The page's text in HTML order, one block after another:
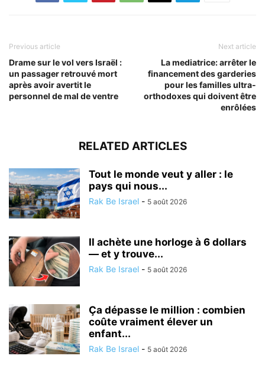
Previous article
Drame sur le vol vers Israël :
un passager retrouvé mort
après avoir avertit le
personnel de mal de ventre
Next article
La mediatrice: arrêter le
financement des garderies
pour les familles ultra-
orthodoxes qui doivent être
enrôlées
RELATED ARTICLES
Tout le monde veut y aller : le
pays qui nous...
Rak Be Israel - 5 août 2026
Il achète une horloge à 6 dollars
— et y trouve...
Rak Be Israel - 5 août 2026
Ça dépasse le million : combien
coûte vraiment élever un
enfant...
Rak Be Israel - 5 août 2026